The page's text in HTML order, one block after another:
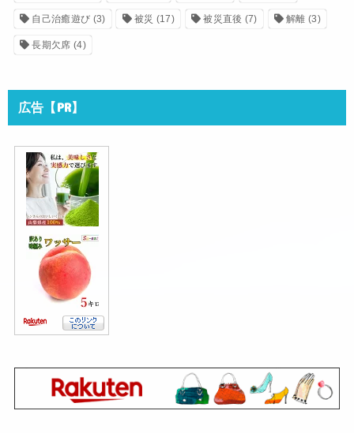
自己治癒遊び (3) 被災 (17) 被災直後 (7) 解離 (3)
長期欠席 (4)
広告【PR】